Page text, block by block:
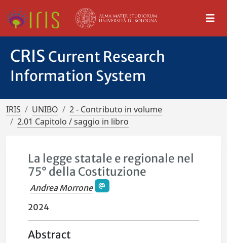
CRIS Current Research
Information System
IRIS UNIBO
2 - Contributo in volume
2.01 Capitolo / saggio in libro
La legge statale e regionale nel
75° della Costituzione
Andrea Morrone
2024
Abstract